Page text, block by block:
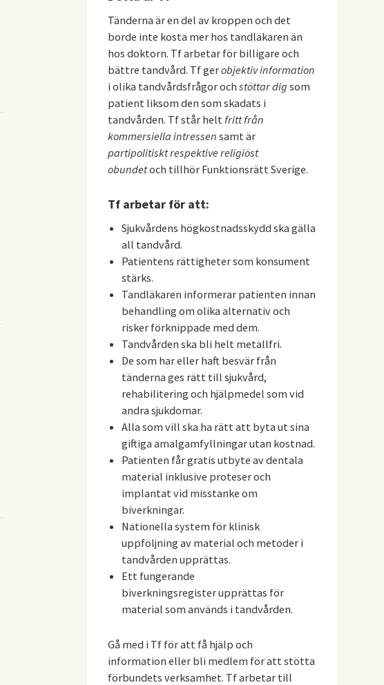
Tänderna är en del av kroppen och det
borde inte kosta mer hos tandläkaren än
hos doktorn. Tf arbetar för billigare och
bättre tandvård. Tf gerobjektiv information
i olika tandvårdsfrågor och stöttar dig som
patient liksom den som skadats i
tandvården. Tf står helt fritt från
kommersiella intressen samt är
partipolitiskt respektive religiöst
obundetoch tillhör Funktionsrätt Sverige.
Tf arbetar för att:
Sjukvårdens högkostnadsskydd ska gälla
all tandvård.
Patientens rättigheter som konsument
stärks.
Tandläkaren informerar patienten innan
behandling om olika alternativ och
risker förknippade med dem.
Tandvården ska bli helt metallfri.
De som har eller haft besvär från
tänderna ges rätt till sjukvård,
rehabilitering och hjälpmedel som vid
andra sjukdomar.
Alla som vill ska ha rätt att byta ut sina
giftiga amalgamfyllningar utan kostnad.
Patienten får gratis utbyte av dentala
material inklusive proteser och
implantat vid misstanke om
biverkningar.
Nationella system för klinisk
uppföljning av material och metoder i
tandvården upprättas.
Ett fungerande
biverkningsregister upprättas för
material som används i tandvården.
Gå med i Tf för att få hjälp och
information eller bli medlem för att stötta
förbundets verksamhet. Tf arbetar till